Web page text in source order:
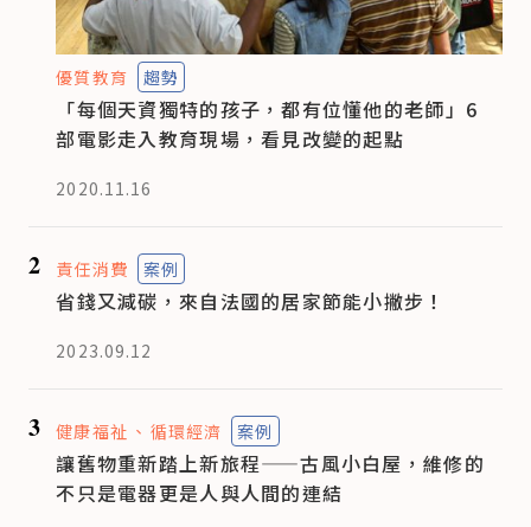
優質教育 趨勢
「每個天資獨特的孩子，都有位懂他的老師」6
部電影走入教育現場，看見改變的起點
2020.11.16
2 責任消費 案例
省錢又減碳，來自法國的居家節能小撇步！
2023.09.12
3 健康福祉 循環經濟 案例
讓舊物重新踏上新旅程——古風小白屋，維修的
不只是電器更是人與人間的連結